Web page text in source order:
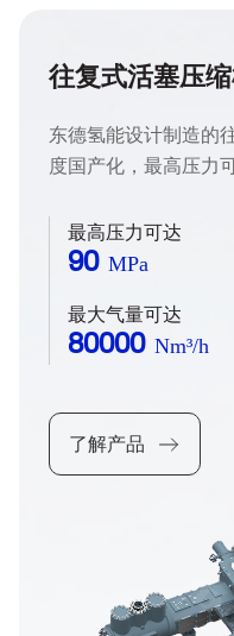
往复式活塞压
东德氢能设计制造的
度国产化，最高压力
际使用需求。
最高压力可达
90 MPa
最大气量可达
80000 Nm³/h
了解产品